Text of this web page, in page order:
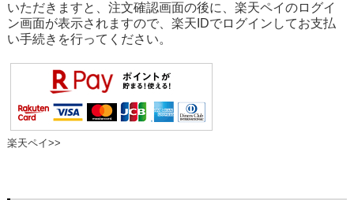
いただきますと、注文確認画面の後に、楽天ペイのログイ
ン画面が表示されますので、楽天IDでログインしてお支払
い手続きを行ってください。
楽天ペイ>>